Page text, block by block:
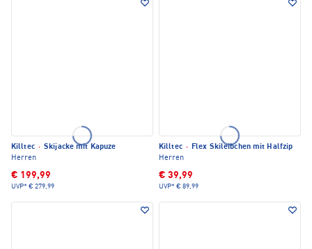
Killtec · Skijacke mit Kapuze
Herren
€ 199,99
UVP* € 279,99
Killtec · Flex Skileibchen mit Halfzip
Herren
€ 39,99
UVP* € 89,99